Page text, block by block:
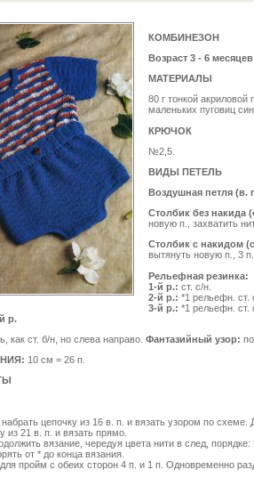
КОМБИНЕЗОН
Возраст 3 - 6 месяцев
МАТЕРИАЛЫ
80 г тонкой акриловой
маленьких пуговиц
КРЮЧОК
№2,5.
ВИДЫ ПЕТЕЛЬ
Воздушная петля (в.
Столбик без накида
новую п., захватить
Столбик с накидом
вытянуть новую п., 3
Рельефная резинка:
1-й р.: ст. с/н.
2-й р.: *1 рельефн. ст.
3-й р.: *1 рельефн. ст.
р.
как ст. б/н, но слева направо. Фантазийный узор:
10 см = 26 п.
цепочку из 16 в. п. и вязать узором по схеме.
из 21 в. п. и вязать прямо.
вязание, чередуя цвета нити в след,
от * до конца вязания.
пройм с обеих сторон 4 п. и 1 п. Одновременно